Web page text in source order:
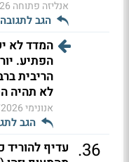
אנליזה פתוחה
הגב
המדד לא
לא תהיה
אנונימי19:09
הגב
36
.